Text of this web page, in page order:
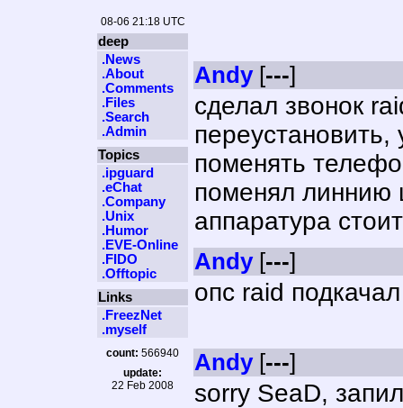
08-06 21:18 UTC
deep
.News
.About
.Comments
.Files
.Search
.Admin
Topics
.ipguard
.eChat
.Company
.Unix
.Humor
.EVE-Online
.FIDO
.Offtopic
Links
.FreezNet
.myself
count: 566940
update:
22 Feb 2008
Andy[---]
сделал звонок
поменять
поменял линнию
аппаратура
Andy[---]
опс raid
Andy[---]
sorry SeaD,